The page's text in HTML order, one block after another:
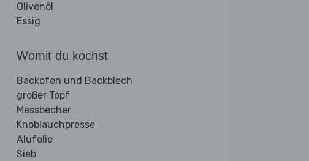
Olivenöl
Essig
Womit du kochst
Backofen und Backblech
großer Topf
Messbecher
Knoblauchpresse
Alufolie
Sieb